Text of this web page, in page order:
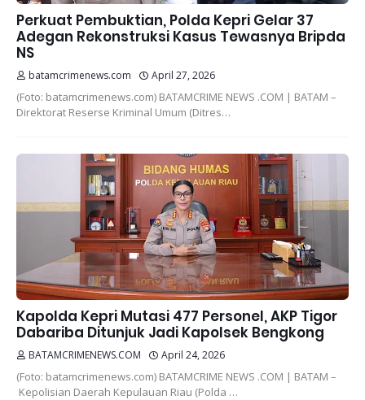
Perkuat Pembuktian, Polda Kepri Gelar 37
Adegan Rekonstruksi Kasus Tewasnya Bripda
NS
batamcrimenews.com April 27, 2026
(Foto: batamcrimenews.com) BATAMCRIME NEWS .COM | BATAM –
Direktorat Reserse Kriminal Umum (Ditres…
Kapolda Kepri Mutasi 477 Personel, AKP Tigor
Dabariba Ditunjuk Jadi Kapolsek Bengkong
BATAMCRIMENEWS.COM April 24, 2026
(Foto: batamcrimenews.com) BATAMCRIME NEWS .COM | BATAM –
Kepolisian Daerah Kepulauan Riau (Polda …